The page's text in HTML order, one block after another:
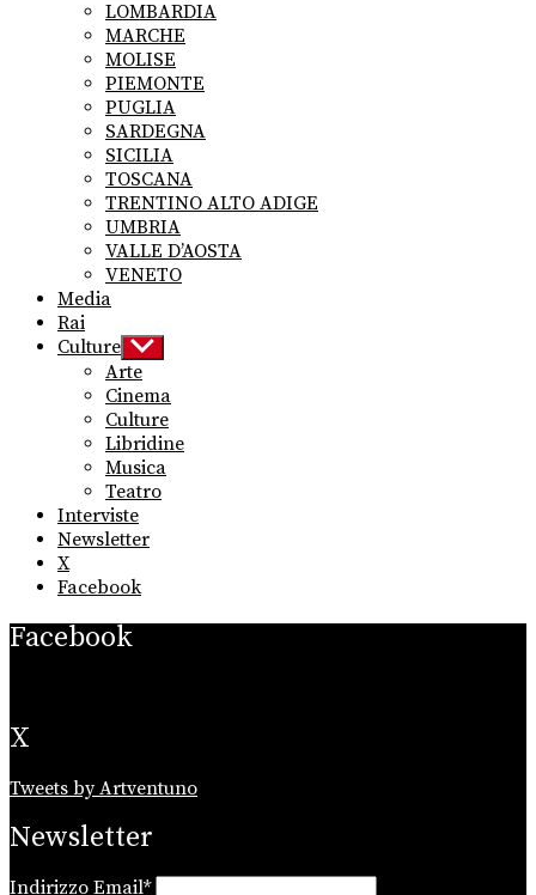
LOMBARDIA
MARCHE
MOLISE
PIEMONTE
PUGLIA
SARDEGNA
SICILIA
TOSCANA
TRENTINO ALTO ADIGE
UMBRIA
VALLE D’AOSTA
VENETO
Media
Rai
Culture Show
sub
menu
Arte
Cinema
Culture
Libridine
Musica
Teatro
Interviste
Newsletter
X
Facebook
Facebook
X
Tweets by Artventuno
Newsletter
Indirizzo Email*